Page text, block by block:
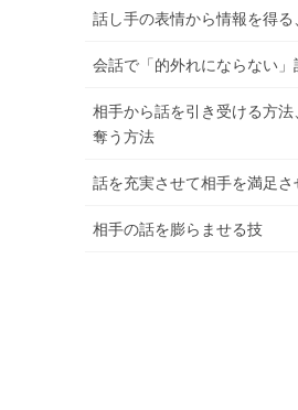
話し手の表情から情報を得
会話で「的外れにならない」
相手から話を引き受ける方法
奪う方法
話を充実させて相手を満足さ
相手の話を膨らませる技